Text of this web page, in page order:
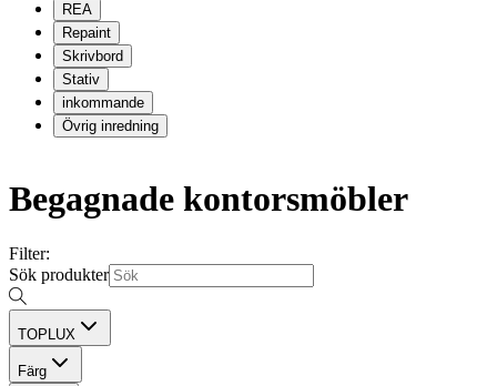
REA
Repaint
Skrivbord
Stativ
inkommande
Övrig inredning
Begagnade kontorsmöbler
Filter:
Sök produkter
TOPLUX
Färg